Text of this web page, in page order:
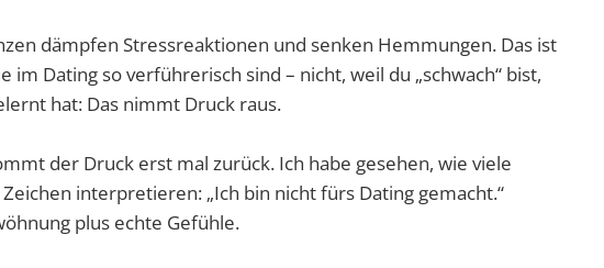
dämpfen Stressreaktionen und senken Hemmungen. Das ist
im Dating so verführerisch sind – nicht, weil du „schwach“ bist,
hat: Das nimmt Druck raus.
der Druck erst mal zurück. Ich habe gesehen, wie viele
interpretieren: „Ich bin nicht fürs Dating gemacht.“
plus echte Gefühle.